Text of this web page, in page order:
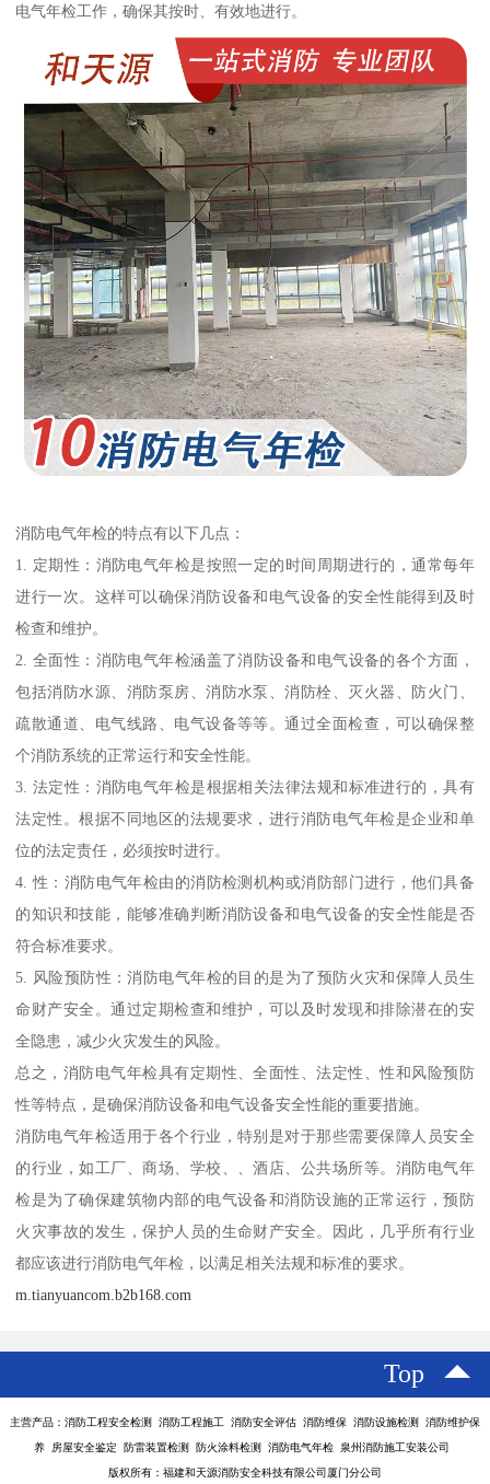
电气年检工作，确保其按时、有效地进行。
消防电气年检的特点有以下几点：
1. 定期性：消防电气年检是按照一定的时间周期进行的，通常每年
进行一次。这样可以确保消防设备和电气设备的安全性能得到及时
检查和维护。
2. 全面性：消防电气年检涵盖了消防设备和电气设备的各个方面，
包括消防水源、消防泵房、消防水泵、消防栓、灭火器、防火门、
疏散通道、电气线路、电气设备等等。通过全面检查，可以确保整
个消防系统的正常运行和安全性能。
3. 法定性：消防电气年检是根据相关法律法规和标准进行的，具有
法定性。根据不同地区的法规要求，进行消防电气年检是企业和单
位的法定责任，必须按时进行。
4. 性：消防电气年检由的消防检测机构或消防部门进行，他们具备
的知识和技能，能够准确判断消防设备和电气设备的安全性能是否
符合标准要求。
5. 风险预防性：消防电气年检的目的是为了预防火灾和保障人员生
命财产安全。通过定期检查和维护，可以及时发现和排除潜在的安
全隐患，减少火灾发生的风险。
总之，消防电气年检具有定期性、全面性、法定性、性和风险预防
性等特点，是确保消防设备和电气设备安全性能的重要措施。
消防电气年检适用于各个行业，特别是对于那些需要保障人员安全
的行业，如工厂、商场、学校、、酒店、公共场所等。消防电气年
检是为了确保建筑物内部的电气设备和消防设施的正常运行，预防
火灾事故的发生，保护人员的生命财产安全。因此，几乎所有行业
都应该进行消防电气年检，以满足相关法规和标准的要求。
m.tianyuancom.b2b168.com
Top
主营产品：消防工程安全检测 消防工程施工 消防安全评估 消防维保 消防设施检测 消防维护保
养 房屋安全鉴定 防雷装置检测 防火涂料检测 消防电气年检 泉州消防施工安装公司
版权所有：福建和天源消防安全科技有限公司厦门分公司